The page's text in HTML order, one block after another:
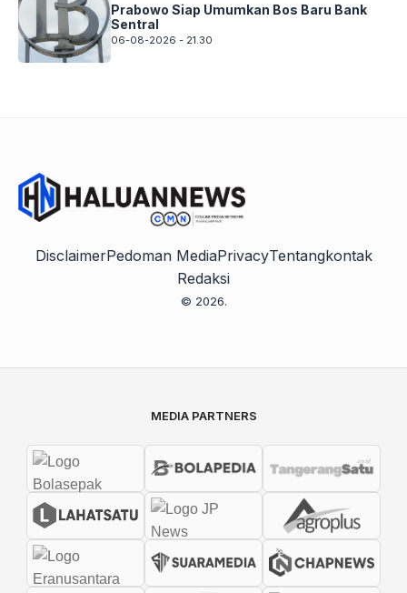
Prabowo Siap Umumkan Bos Baru Bank
Sentral
06-08-2026 - 21.30
DisclaimerPedoman MediaPrivacyTentangkontak
Redaksi
© 2026.
MEDIA PARTNERS